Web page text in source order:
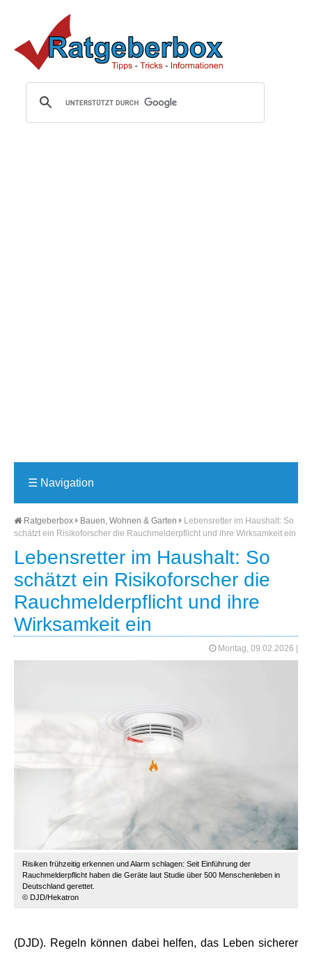
☰ Navigation
Ratgeberbox Bauen, Wohnen & Garten
Lebensretter im Haushalt: So
schätzt ein Risikoforscher die Rauchmelderpflicht und ihre Wirksamkeit ein
Lebensretter im Haushalt: So
schätzt ein Risikoforscher die
Rauchmelderpflicht und ihre
Wirksamkeit ein
Montag, 09.02.2026
Risiken frühzeitig erkennen und Alarm schlagen: Seit Einführung der
Rauchmelderpflicht haben die Geräte laut Studie über 500 Menschenleben in
Deutschland gerettet.
© DJD/Hekatron
(DJD). Regeln können dabei helfen, das Leben sicherer